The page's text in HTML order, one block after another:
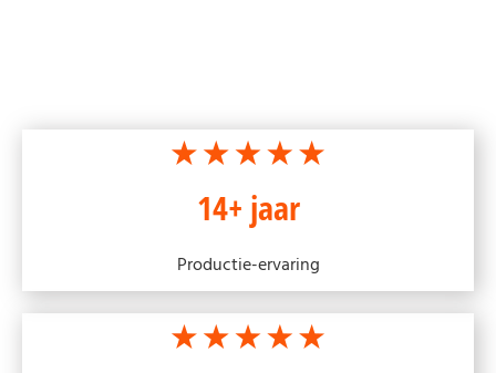
14+ jaar
Productie-ervaring